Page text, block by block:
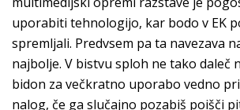
uporabiti tehnologijo, kar bodo v EK
spremljali. Predvsem pa ta navezava
najbolje. V bistvu sploh ne tako daleč
bidon za večkratno uporabo vedno
nalog, če ga slučajno pozabiš poišči